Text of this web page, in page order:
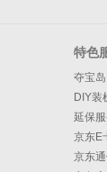
特色
夺宝岛
DIY装
延保
京东E
京东